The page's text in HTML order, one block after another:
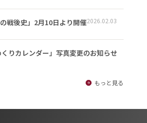
戦後史」2月10日より開催2026.02.03
くりカレンダー」写真変更のお知らせ
もっと見る